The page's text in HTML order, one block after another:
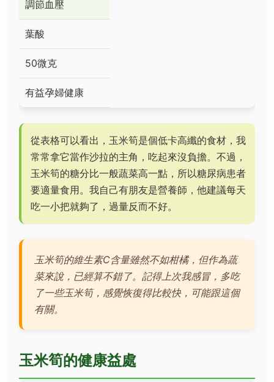
調節血壓
葉酸
50微克
有益孕婦健康
從表格可以看出，玉米筍是個低卡高纖的食材，我
常常拿它當作沙拉的主角，吃起來沒負擔。不過，
玉米筍的糖分比一般蔬菜高一點，所以糖尿病患者
要適量食用。我自己有朋友是營養師，他建議每天
吃一小把就夠了，過量反而不好。
玉米筍的維生素C含量雖然不如柑橘，但作為蔬
菜來說，已經算不錯了。記得上次我感冒，多吃
了一些玉米筍，感覺恢復得比較快，可能跟這個
有關。
玉米筍的健康益處